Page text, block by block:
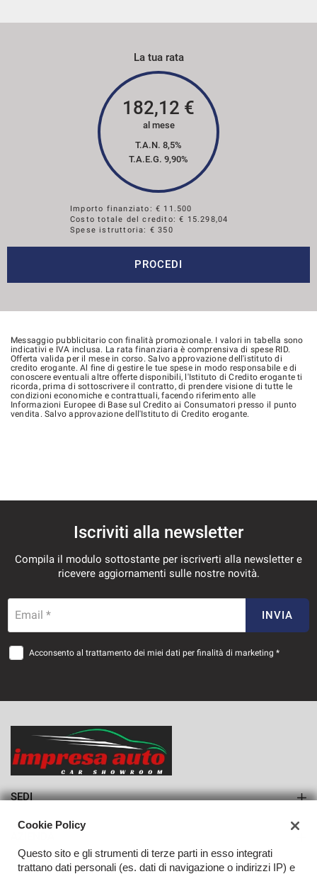
La tua rata
182,12 €
al mese
T.A.N. 8,5%
T.A.E.G. 9,90%
Importo finanziato: € 11.500
Costo totale del credito: € 15.298,04
Spese istruttoria: € 350
PROCEDI
Messaggio pubblicitario con finalità promozionale. I valori in tabella sono
indicativi e IVA inclusa. La rata finanziaria è comprensiva di spese RID.
Offerta valida per il mese in corso. Salvo approvazione dell'istituto di
credito erogante. Al fine di gestire le tue spese in modo responsabile e di
conoscere eventuali altre offerte disponibili, l'Istituto di Credito erogante ti
ricorda, prima di sottoscrivere il contratto, di prendere visione di tutte le
condizioni economiche e contrattuali, facendo riferimento alle
Informazioni Europee di Base sul Credito ai Consumatori presso il punto
vendita. Salvo approvazione dell'Istituto di Credito erogante.
Iscriviti alla newsletter
Compila il modulo sottostante per iscriverti alla newsletter e
ricevere aggiornamenti sulle nostre novità.
Email * INVIA
Acconsento al trattamento dei miei dati per finalità di marketing *
SEDI
Azienda
Cookie Policy
Questo sito e gli strumenti di terze parti in esso integrati
trattano dati personali (es. dati di navigazione o indirizzi IP) e